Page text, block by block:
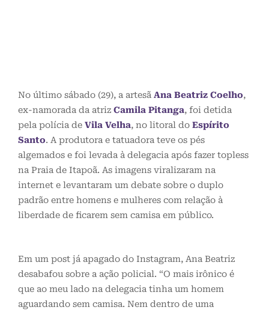
No último sábado (29), a artesã Ana Beatriz Coelho,
ex-namorada da atriz Camila Pitanga, foi detida
pela polícia de Vila Velha, no litoral do Espírito
Santo. A produtora e tatuadora teve os pés
algemados e foi levada à delegacia após fazer topless
na Praia de Itapoã. As imagens viralizaram na
internet e levantaram um debate sobre o duplo
padrão entre homens e mulheres com relação à
liberdade de ficarem sem camisa em público.
Em um post já apagado do Instagram, Ana Beatriz
desabafou sobre a ação policial. “O mais irônico é
que ao meu lado na delegacia tinha um homem
aguardando sem camisa. Nem dentro de uma